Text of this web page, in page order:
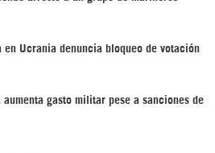
en Ucrania denuncia bloqueo de votación
aumenta gasto militar pese a sanciones de